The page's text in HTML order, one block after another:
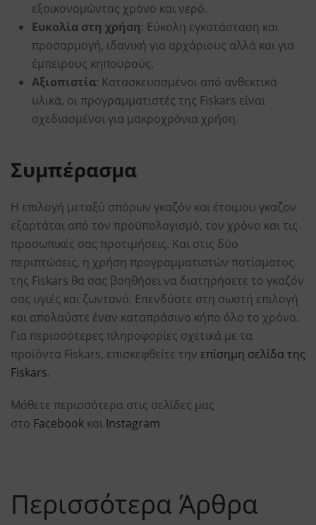
εξοικονομώντας χρόνο και νερό.
Ευκολία στη χρήση: Εύκολη εγκατάσταση και
προσαρμογή, ιδανική για αρχάριους αλλά και για
έμπειρους κηπουρούς.
Αξιοπιστία: Κατασκευασμένοι από ανθεκτικά
υλικά, οι προγραμματιστές της Fiskars είναι
σχεδιασμένοι για μακροχρόνια χρήση.
Συμπέρασμα
Η επιλογή μεταξύ σπόρων γκαζόν και έτοιμου γκαζον
εξαρτάται από τον προϋπολογισμό, τον χρόνο και τις
προσωπικές σας προτιμήσεις. Και στις δύο
περιπτώσεις, η χρήση προγραμματιστών ποτίσματος
της Fiskars θα σας βοηθήσει να διατηρήσετε το γκαζόν
σας υγιές και ζωντανό. Επενδύστε στη σωστή επιλογή
και απολαύστε έναν καταπράσινο κήπο όλο το χρόνο.
Για περισσότερες πληροφορίες σχετικά με τα
προϊόντα Fiskars, επισκεφθείτε την επίσημη σελίδα της
Fiskars.
Μάθετε περισσότερα στις σελίδες μας
στο Facebook και Instagram
Περισσότερα Άρθρα